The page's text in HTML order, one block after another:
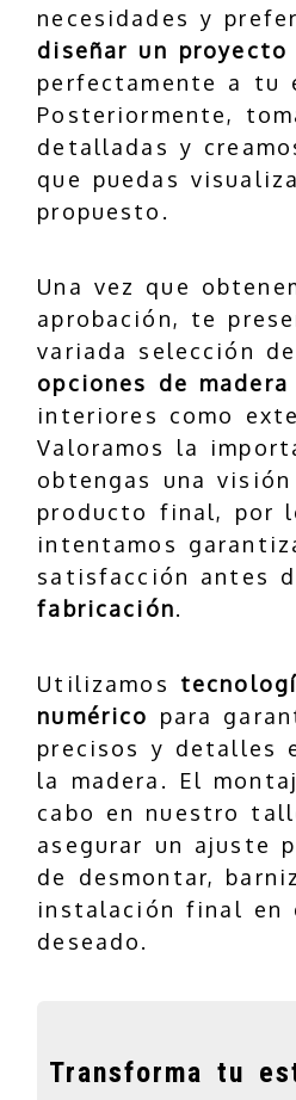
necesidades y
diseñar un proyecto
perfectamente a tu
Posteriormente,
detalladas y
que puedas
propuesto.
Una vez que
aprobación, te
variada selección
opciones de madera
interiores como
Valoramos la
obtengas una
producto final, por
intentamos
satisfacción antes
fabricación.
Utilizamos
numérico para
precisos y detalles
la madera. El
cabo en nuestro
asegurar un ajuste
de desmontar,
instalación final en
deseado.
Transforma tu